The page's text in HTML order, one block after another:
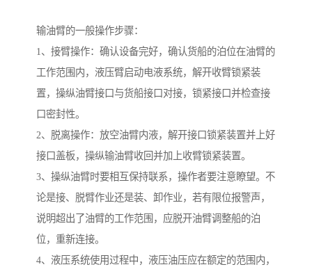
输油臂的一般操作步骤：
1、接臂操作：确认设备完好，确认货船的泊位在油臂的
工作范围内，液压臂启动电液系统，解开收臂锁紧装
置，操纵油臂接口与货船接口对接，锁紧接口并检查接
口密封性。
2、脱离操作：放空油臂内液，解开接口锁紧装置并上好
接口盖板，操纵输油臂收回并加上收臂锁紧装置。
3、操纵油臂时要相互保持联系，操作者要注意瞭望。不
论是接、脱臂作业还是装、卸作业，若有限位报警声，
说明超出了油臂的工作范围，应脱开油臂调整船的泊
位，重新连接。
4、液压系统使用过程中，液压油压应在额定的范围内，